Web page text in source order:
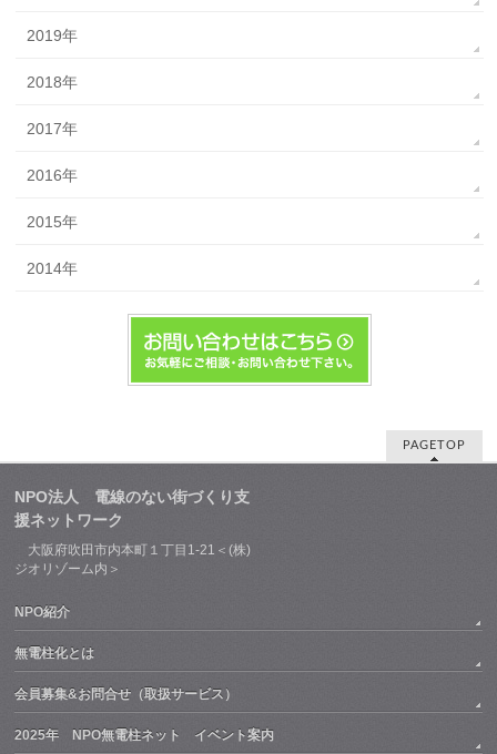
2019年
2018年
2017年
2016年
2015年
2014年
PAGETOP
NPO法人 電線のない街づくり支
援ネットワーク
大阪府吹田市内本町１丁目1-21＜(株)
ジオリゾーム内＞
NPO紹介
無電柱化とは
会員募集&お問合せ（取扱サービス）
2025年 NPO無電柱ネット イベント案内